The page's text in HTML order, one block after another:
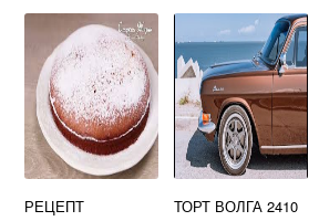
РЕЦЕПТ
ТОРТ ВОЛГА 2410